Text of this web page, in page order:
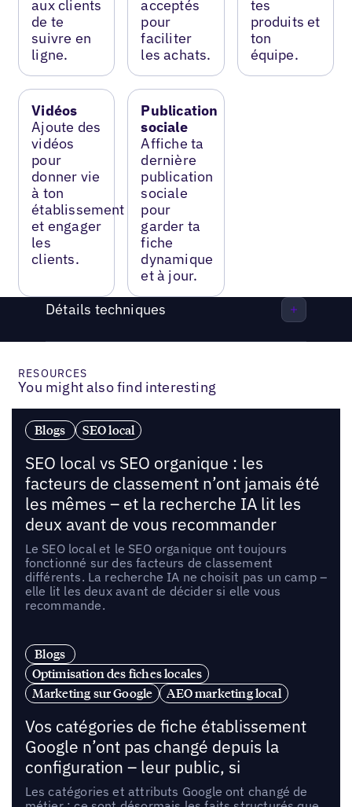
aux clients
de te
suivre en
ligne.
acceptés
pour
faciliter
les achats.
tes
produits et
ton
équipe.
Vidéos
Ajoute des
vidéos
pour
donner vie
à ton
établissement
et engager
les
clients.
Publication
sociale
Affiche ta
dernière
publication
sociale
pour
garder ta
fiche
dynamique
et à jour.
Détails techniques
RESOURCES
You might also find interesting
Blogs SEO local
SEO local vs SEO organique : les
facteurs de classement n’ont jamais été
les mêmes – et la recherche IA lit les
deux avant de vous recommander
Le SEO local et le SEO organique ont toujours
fonctionné sur des facteurs de classement
différents. La recherche IA ne choisit pas un camp –
elle lit les deux avant de décider si elle vous
recommande.
Blogs
Optimisation des fiches locales
Marketing sur Google
AEO marketing local
Vos catégories de fiche établissement
Google n’ont pas changé depuis la
configuration – leur public, si
Les catégories et attributs Google ont changé de